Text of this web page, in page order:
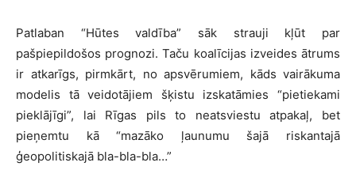
Patlaban “Hūtes valdība” sāk strauji kļūt par
pašpiepildošos prognozi. Taču koalīcijas izveides ātrums
ir atkarīgs, pirmkārt, no apsvērumiem, kāds vairākuma
modelis tā veidotājiem šķistu izskatāmies “pietiekami
pieklājīgi”, lai Rīgas pils to neatsviestu atpakaļ, bet
pieņemtu kā “mazāko ļaunumu šajā riskantajā
ģeopolitiskajā bla-bla-bla…”